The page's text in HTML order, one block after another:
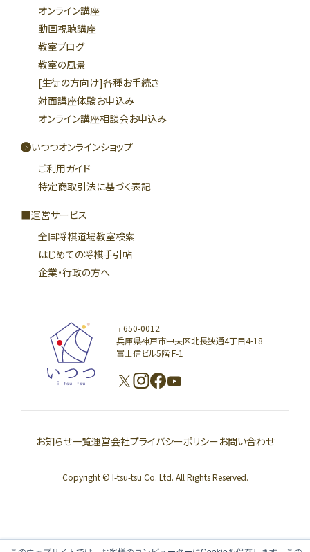
〒650-0012
兵庫県神戸市中央区北長狭通4丁目4-18
富士信ビル5階 F-1
オンライン講座
動画視聴講座
教室ブログ
教室の風景
[生徒の方向け]各種お手続き
対面講座体験お申込み
オンライン講座相談会お申込み
いつつオンラインショップ
ご利用ガイド
特定商取引法に基づく表記
運営サービス
全国将棋道場教室検索
はじめての将棋手引帖
企業・行政の方へ
お知らせ一覧運営会社プライバシーポリシーお問い合わせ
Copyright © I-tsu-tsu Co. Ltd. All Rights Reserved.